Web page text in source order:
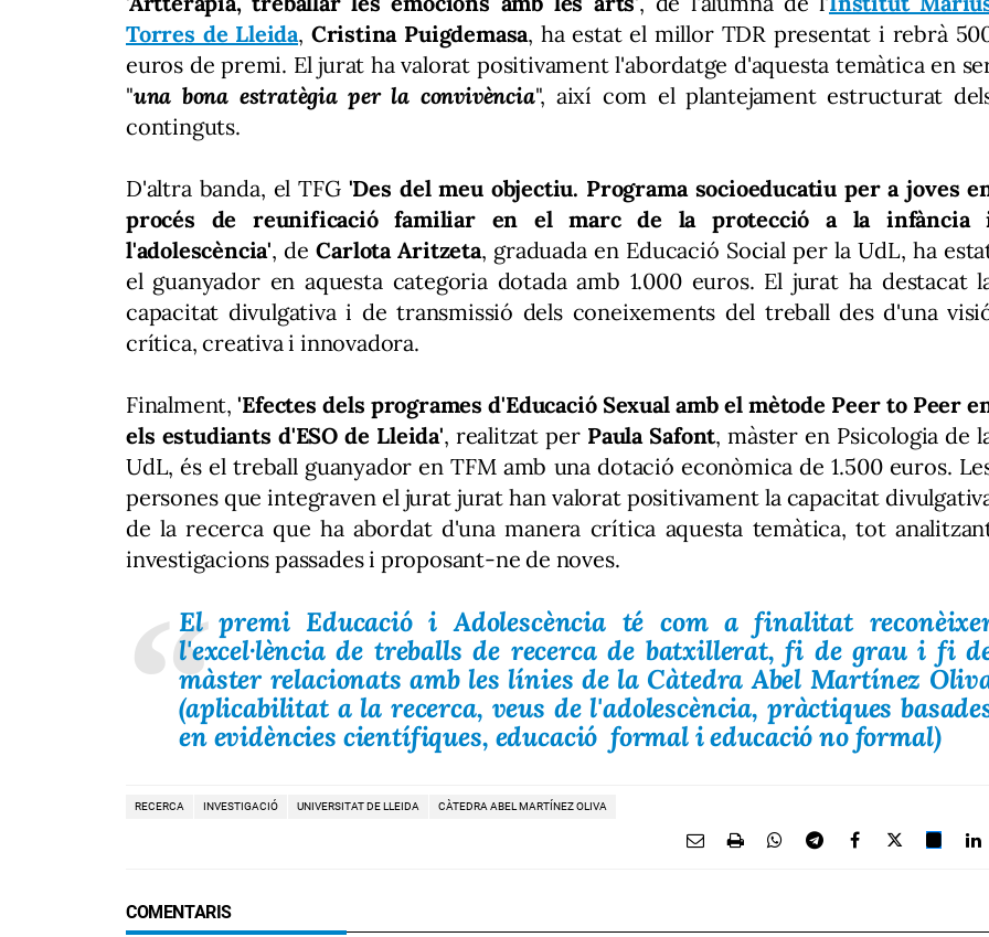
Torres de Lleida, Cristina Puigdemasa, ha estat el millor TDR presentat i rebrà
euros de premi. El jurat ha valorat positivament l'abordatge d'aquesta temàtica en
"una bona estratègia per la convivència", així com el plantejament estructurat
continguts.
D'altra banda, el TFG 'Des del meu objectiu. Programa socioeducatiu per a joves
procés de reunificació familiar en el marc de la protecció a la infància
l'adolescència', deCarlota Aritzeta, graduada en Educació Social per la UdL, ha
el guanyador en aquesta categoria dotada amb 1.000 euros. El jurat ha destacat
capacitat divulgativa i de transmissió dels coneixements del treball des d'una
crítica, creativa i innovadora.
Finalment,'Efectes dels programes d'Educació Sexual amb el mètode Peer to Peer
els estudiants d'ESO de Lleida', realitzat per Paula Safont, màster en Psicologia de
UdL, és el treball guanyador en TFM amb una dotació econòmica de 1.500 euros.
persones que integraven el jurat jurat han valorat positivament la capacitat
de la recerca que ha abordat d'una manera crítica aquesta temàtica, tot
investigacions passades i proposant-ne de noves.
El premi Educació i Adolescència té com a finalitat
l'excel·lència de treballs de recerca de batxillerat, fi de grau i fi
màster relacionats amb les línies de la Càtedra Abel Martínez
(aplicabilitat a la recerca, veus de l'adolescència, pràctiques
en evidències científiques, educació formal i educació no formal)
RECERCA INVESTIGACIÓ UNIVERSITAT DE LLEIDA CÀTEDRA ABEL MARTÍNEZ OLIVA
COMENTARIS